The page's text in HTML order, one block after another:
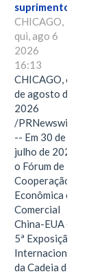
suprimentos.
CHICAGO,
qui, ago 6
2026
16:13
CHICAGO, 6
de agosto de
2026
/PRNewswire/
-- Em 30 de
julho de 2026,
o Fórum de
Cooperação
Econômica e
Comercial
China-EUA e a
5ª Exposição
Internacional
da Cadeia de